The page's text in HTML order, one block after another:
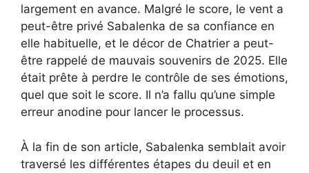
largement en avance. Malgré le score, le vent a
peut-être privé Sabalenka de sa confiance en
elle habituelle, et le décor de Chatrier a peut-
être rappelé de mauvais souvenirs de 2025. Elle
était prête à perdre le contrôle de ses émotions,
quel que soit le score. Il n’a fallu qu’une simple
erreur anodine pour lancer le processus.
À la fin de son article, Sabalenka semblait avoir
traversé les différentes étapes du deuil et en